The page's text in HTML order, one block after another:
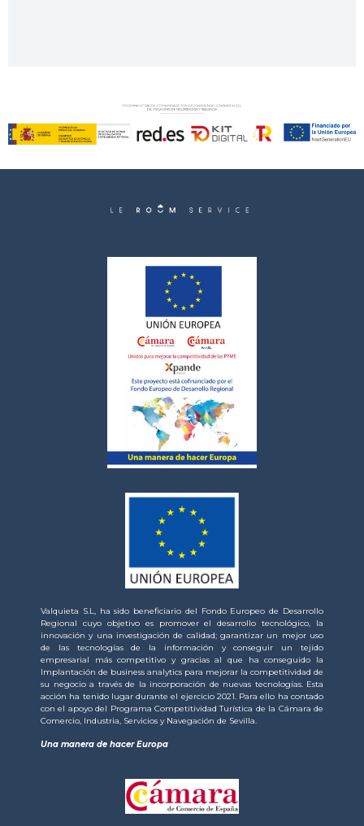
Valquieta S.L, ha sido beneficiario del Fondo Europeo de Desarrollo
Regional cuyo objetivo es promover el desarrollo tecnológico, la
innovación y una investigación de calidad; garantizar un mejor uso
de las tecnologías de la información y conseguir un tejido
empresarial más competitivo y gracias al que ha conseguido la
Implantación de business analytics para mejorar la competitividad de
su negocio a través de la incorporación de nuevas tecnologías. Esta
acción ha tenido lugar durante el ejercicio 2021. Para ello ha contado
con el apoyo del Programa Competitividad Turística de la Cámara de
Comercio, Industria, Servicios y Navegación de Sevilla.
Una manera de hacer Europa